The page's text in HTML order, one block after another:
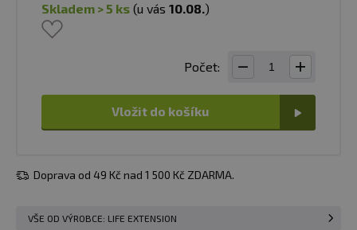
skladem > 5 ks (u vás 10.08.)
Počet:
Vložit do košíku
Doprava od 49 Kč nad 1 500 Kč ZDARMA.
VŠE OD VÝROBCE: LIFE EXTENSION